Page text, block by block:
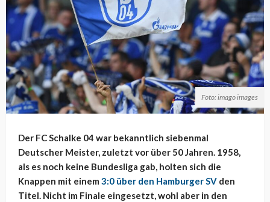
Foto: imago images
Der FC Schalke 04 war bekanntlich siebenmal
Deutscher Meister, zuletzt vor über 50 Jahren. 1958,
als es noch keine Bundesliga gab, holten sich die
Knappen mit einem 3:0 über den Hamburger SV den
Titel. Nicht im Finale eingesetzt, wohl aber in den